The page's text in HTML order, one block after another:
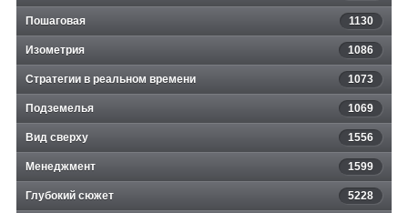
Пошаговая 1130
Изометрия 1086
Стратегии в реальном времени 1073
Подземелья 1069
Вид сверху 1556
Менеджмент 1599
Глубокий сюжет 5228